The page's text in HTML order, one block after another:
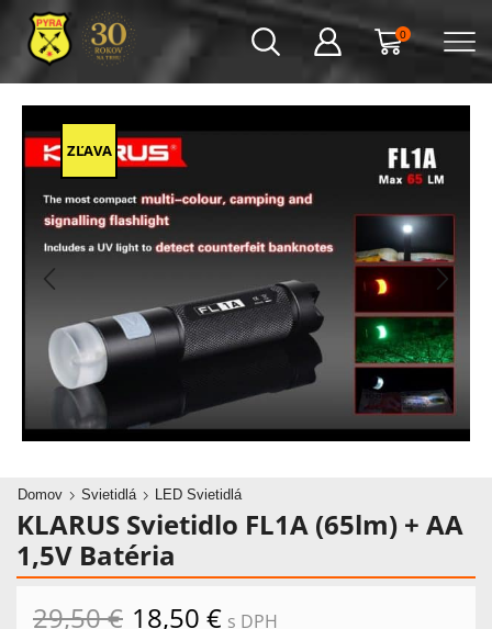
0
ZĽAVA
Domov Svietidlá LED Svietidlá
KLARUS Svietidlo FL1A (65lm) + AA
1,5V Batéria
29,50€ Pôvodná
18,50 €Aktuálna
s DPH